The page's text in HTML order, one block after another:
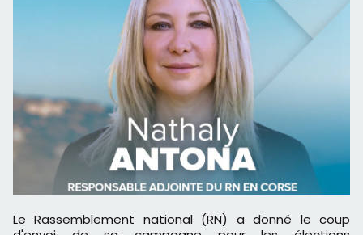
Le Rassemblement national (RN) a donné le coup